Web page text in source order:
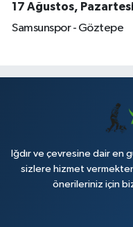
17 Ağustos, Pazartesi
Samsunspor - Göztepe
Iğdır ve çevresine dair en
sizlere hizmet
önerileriniz için